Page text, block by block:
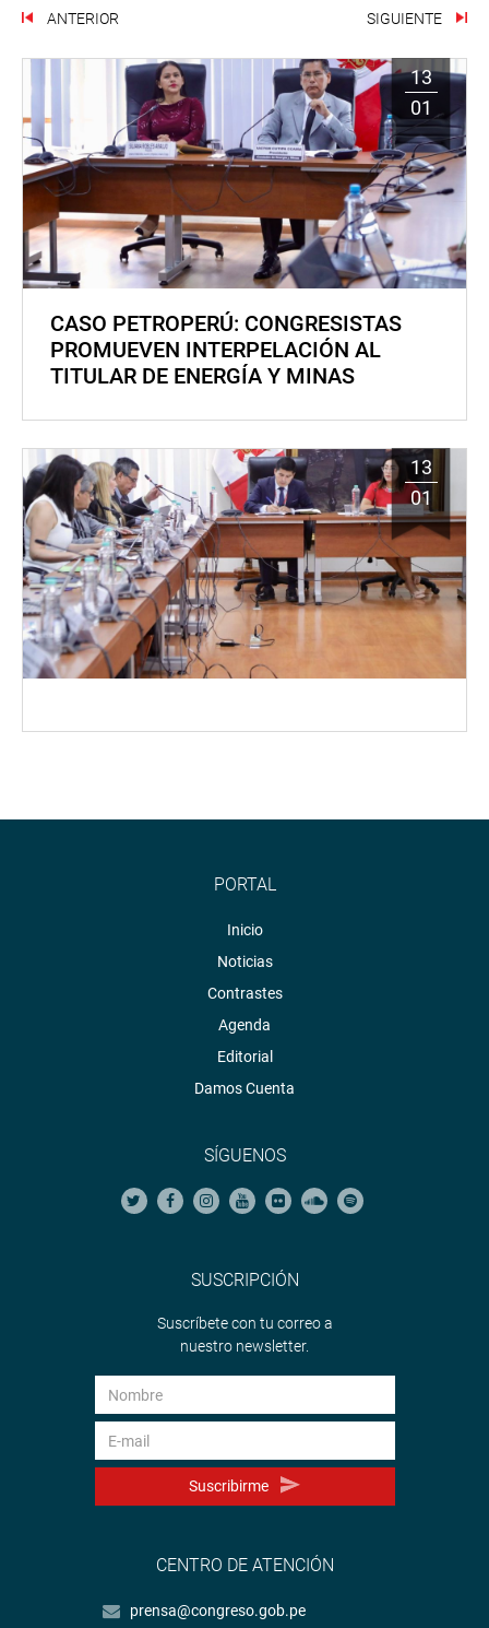
ANTERIOR SIGUIENTE
13
01
CASO PETROPERÚ: CONGRESISTAS
PROMUEVEN INTERPELACIÓN AL
TITULAR DE ENERGÍA Y MINAS
13
01
PORTAL
Inicio
Noticias
Contrastes
Agenda
Editorial
Damos Cuenta
SÍGUENOS
SUSCRIPCIÓN
Suscríbete con tu correo a
nuestro newsletter.
Suscribirme
CENTRO DE ATENCIÓN
prensa@congreso.gob.pe